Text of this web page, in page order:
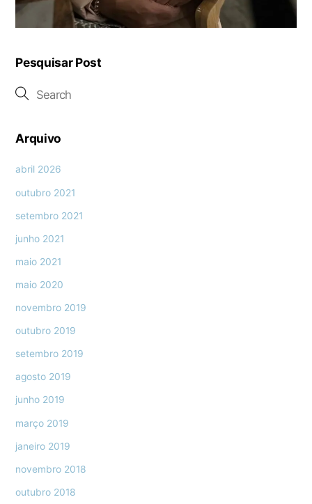
Pesquisar Post
Arquivo
abril 2026
outubro 2021
setembro 2021
junho 2021
maio 2021
maio 2020
novembro 2019
outubro 2019
setembro 2019
agosto 2019
junho 2019
março 2019
janeiro 2019
novembro 2018
outubro 2018